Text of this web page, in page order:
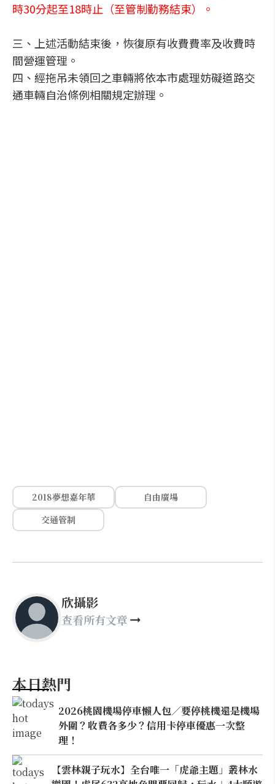
時30分起至18時止（至管制勤務結束）。
三、上述活動結束後，恢復原有收費費率及收費時
間營運管理。
四、經拖吊未領回之車輛將依本市處理妨礙道路交
通車輛自治條例相關規定辦理。
2018夢想嘉年華
自由廣場
交通管制
欣攝影
查看所有文章
本日熱門
2026桃園機場停車懶人包／要停桃機還是機場
外圍？收費各多少？信用卡停車優惠一次整
理！
【雲林親子玩水】全台唯一「虎爺主題」叢林水